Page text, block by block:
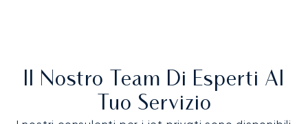
Il Nostro Team Di Esperti Al
Tuo Servizio